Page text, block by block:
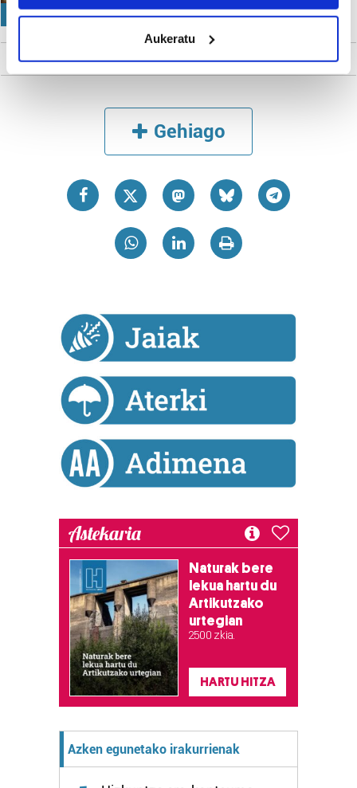
meters
Identify your device by actively scanning it for
specific characteristics (fingerprinting)
Guk eta gure bazkideek zure datu pertsonalak
prozesatzen ditugu, zure IP zenbakia, besteak beste,
teknologia erabiliz, cookieak adibidez, iragarki eta eduki
pertsonalizatuak eskaintzeko, iragarkiak eta edukia
produktuak garatzeko. Zure datuak nork eta zertarako
erabiltzen dituen hauta dezakezu.
interes komertzial legitimoetan babesten dira. Ikusi gure
bazkideen zerrenda, beren ustez zein helburutarako
duten interes legitimoa eta horren aurka nola egin
Lortu zure datu pertsonalak prozesatzeko moduari
buruzko informazio gehiago eta ezarri zure lehentasunak
datuen atalean. Edozein unetan alda edo ken dezakezu
zure baimena Cookieen adierazpenean.
fitxategiak erabiltzen ditu. Zure esperientzia eta
zerbitzuak hobetzeko asmoz, cookie teknologiaz
baliatzen gara. Ohar hau onartuz gero, teknologia hori
erabiltzeko baimen esplizitua ematen diguzu.Gehiago
Aukeratu
ZINEMALDI ALTERNATIBOA
Gehiago
Astekaria
Naturak bere
lekua hartu du
Artikutzako
urtegian
2.500 zkia.
HARTU HITZA
Azken egunetako irakurrienak